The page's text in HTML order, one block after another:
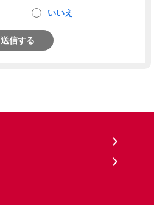
いいえ
送信する